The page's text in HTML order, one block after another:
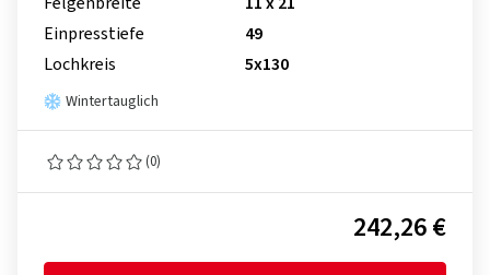
Einpresstiefe
49
Lochkreis
5x130
Wintertauglich
(0)
242,26 €